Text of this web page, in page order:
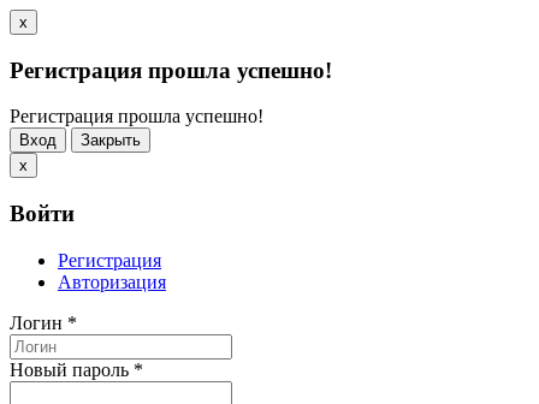
x
Регистрация прошла успешно!
Регистрация прошла успешно!
Вход
Закрыть
x
Войти
Регистрация
Авторизация
Логин *
Новый пароль *